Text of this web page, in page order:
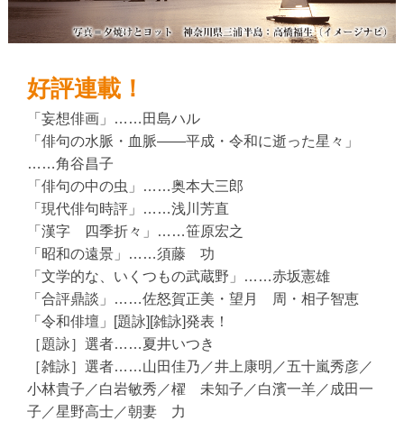
好評連載！
「妄想俳画」……田島ハル
「俳句の水脈・血脈――平成・令和に逝った星々」
……角谷昌子
「俳句の中の虫」……奥本大三郎
「現代俳句時評」……浅川芳直
「漢字 四季折々」……笹原宏之
「昭和の遠景」……須藤 功
「文学的な、いくつもの武蔵野」……赤坂憲雄
「合評鼎談」……佐怒賀正美・望月 周・相子智恵
「令和俳壇」[題詠][雑詠]発表！
［題詠］選者……夏井いつき
［雑詠］選者……山田佳乃／井上康明／五十嵐秀彦／
小林貴子／白岩敏秀／櫂 未知子／白濱一羊／成田一
子／星野高士／朝妻 力